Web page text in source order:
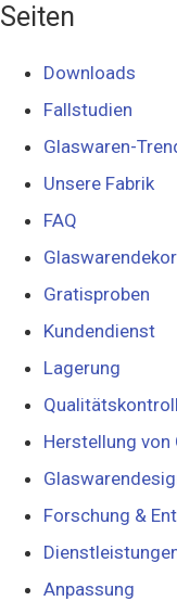
Seiten
Downloads
Fallstudien
Glaswaren-
Unsere Fabrik
FAQ
Gratisproben
Kundendienst
Lagerung
Herstellung von
Forschung &
Anpassung